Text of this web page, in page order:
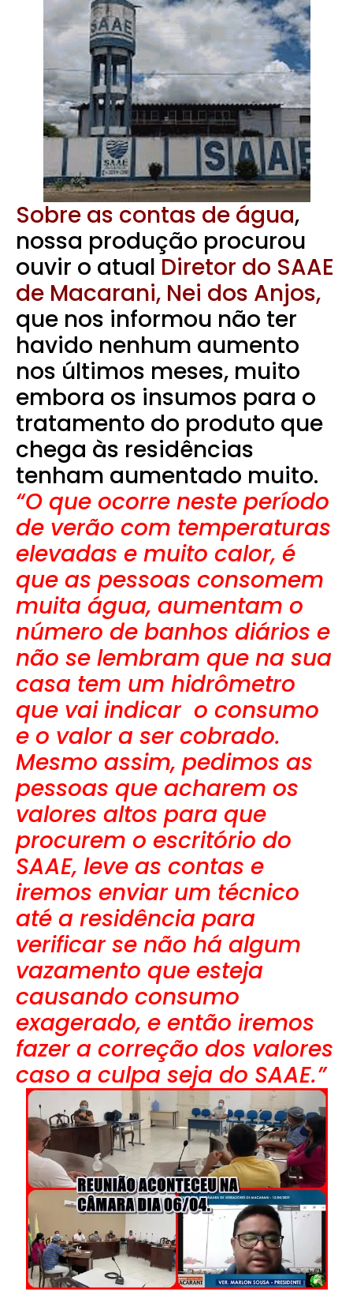
Sobre as contas de água,
nossa produção procurou
ouvir o atual Diretor do SAAE
de Macarani, Nei dos Anjos,
que nos informou não ter
havido nenhum aumento
nos últimos meses, muito
embora os insumos para o
tratamento do produto que
chega às residências
tenham aumentado muito.
“O que ocorre neste período
de verão com temperaturas
elevadas e muito calor, é
que as pessoas consomem
muita água, aumentam o
número de banhos diários e
não se lembram que na sua
casa tem um hidrômetro
que vai indicar o consumo
e o valor a ser cobrado.
Mesmo assim, pedimos as
pessoas que acharem os
valores altos para que
procurem o escritório do
SAAE, leve as contas e
iremos enviar um técnico
até a residência para
verificar se não há algum
vazamento que esteja
causando consumo
exagerado, e então iremos
fazer a correção dos valores
caso a culpa seja do SAAE.”